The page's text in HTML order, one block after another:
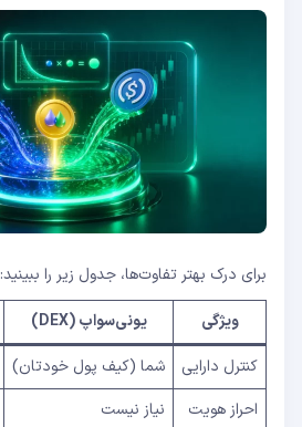
برای درک بهتر تفاوت‌ها، جدول زیر را ببینید:
ویژگی
یونی‌سواپ (DEX)
کنترل دارایی
شما (کیف پول خودتان)
احراز هویت
نیاز نیست